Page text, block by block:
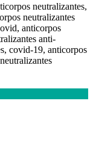
neutralizantes,
neutralizantes
anticorpos
anti-
covid-19, anticorpos